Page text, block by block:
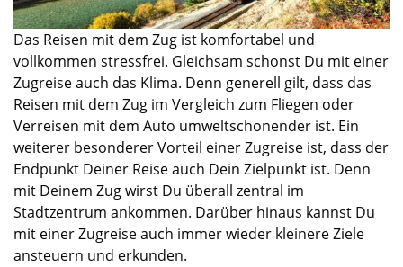
Das Reisen mit dem Zug ist komfortabel und
vollkommen stressfrei. Gleichsam schonst Du mit einer
Zugreise auch das Klima. Denn generell gilt, dass das
Reisen mit dem Zug im Vergleich zum Fliegen oder
Verreisen mit dem Auto umweltschonender ist. Ein
weiterer besonderer Vorteil einer Zugreise ist, dass der
Endpunkt Deiner Reise auch Dein Zielpunkt ist. Denn
mit Deinem Zug wirst Du überall zentral im
Stadtzentrum ankommen. Darüber hinaus kannst Du
mit einer Zugreise auch immer wieder kleinere Ziele
ansteuern und erkunden.